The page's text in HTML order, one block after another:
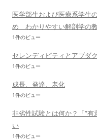
医学部生および医療系学生
め わかりやすい解剖学の
1件のビュー
セレンディピティとアブダ
1件のビュー
成長、発達、老化
1件のビュー
非劣性試験とは何か？「”
い
1件のビュー